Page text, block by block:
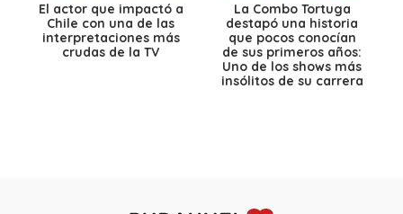
El actor que impactó a
Chile con una de las
interpretaciones más
crudas de la TV
La Combo Tortuga
destapó una historia
que pocos conocían
de sus primeros años:
Uno de los shows más
insólitos de su carrera